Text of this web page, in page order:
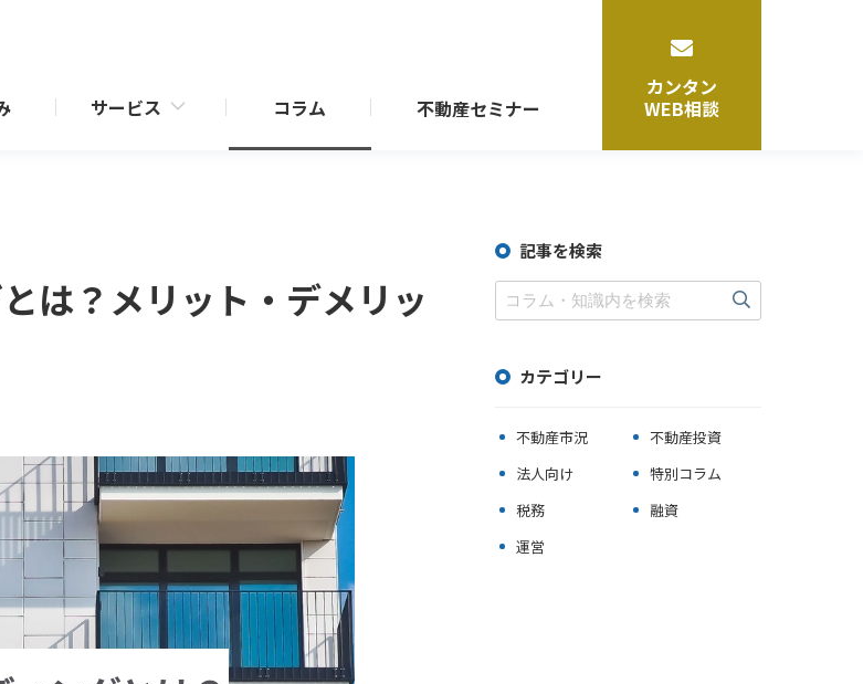
サービス コラム 不動産セミナー
」シ
査定・収支シミュレーション
マンション運営・管理
ビル運営・管理
シェアオフィス事業
相続・事業承継サポート
相続・事業承継サポート
トータルサポート
カンタン
WEB相談
は？メリット・デメリッ
記事を検索
カテゴリー
不動産市況
不動産投資
法人向け
特別コラム
税務
融資
運営